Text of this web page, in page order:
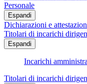
Personale
Espandi
Dichiarazioni e
Titolari di incarichi
Espandi
Incarichi
Titolari di incarichi